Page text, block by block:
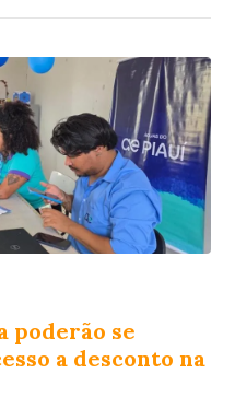
poderão se
a desconto na